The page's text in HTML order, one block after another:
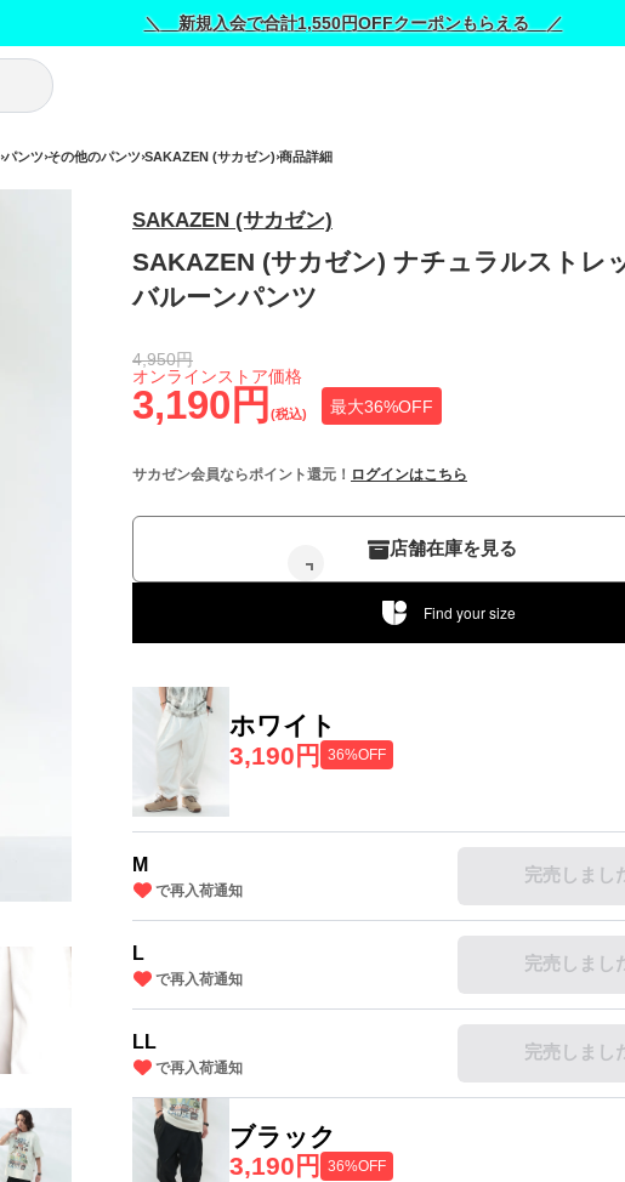
＼ 新規入会で合計1,550円OFFクーポンもらえる ／
パンツ その他のパンツ SAKAZEN (サカゼン) 商品詳細
SAKAZEN (サカゼン)
SAKAZEN (サカゼン) ナチュラルストレ
バルーンパンツ
3,190円 (税込) 最大36%OFF
オンラインストア価格
4,950円
サカゼン会員ならポイント還元！ ログインはこちら
店舗在庫を見る
Find your size
ホワイト
3,190円
36%OFF
M
で再入荷通知
完売しまし
L
で再入荷通知
完売しまし
LL
で再入荷通知
完売しまし
ブラック
3,190円
36%OFF